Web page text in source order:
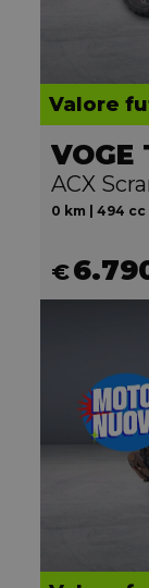
Valore
VOGE
ACX
0 km | 494 cc
€